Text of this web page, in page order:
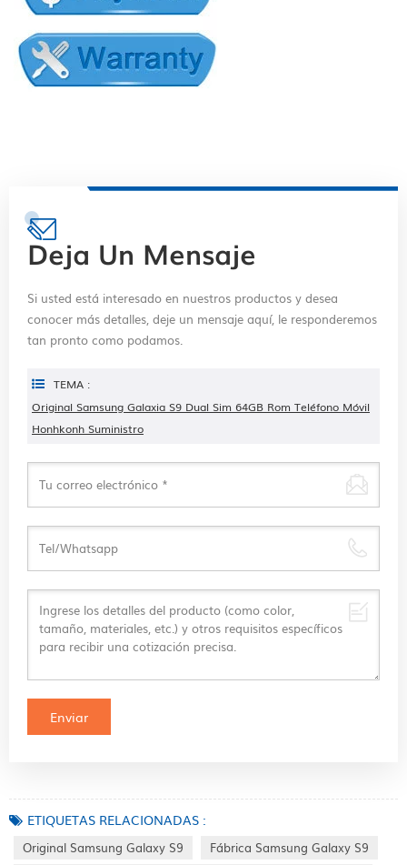
Deja Un Mensaje
Si usted está interesado en nuestros productos y desea
conocer más detalles, deje un mensaje aquí, le responderemos
tan pronto como podamos.
TEMA :
Original Samsung Galaxia S9 Dual Sim 64GB Rom Teléfono Móvil
Honhkonh Suministro
ETIQUETAS RELACIONADAS :
Original Samsung Galaxy S9
Fábrica Samsung Galaxy S9